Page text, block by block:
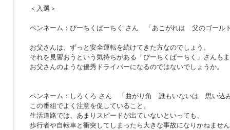
＜入選＞
ペンネーム：ぴーちくぱーちく さん 「あこがれは 父のゴール
お父さんは、ずっと安全運転を続けてきた方なのでしょう。
それを見習おうという気持ちがある「ぴーちくぱーちく」さんも
お父さんのような優秀ドライバーになるのではないでしょうか。
ペンネーム：しろくろ さん
「曲がり角 誰もいないは 思い込
この番組でよく注意を促していること。
生活道路では、あまりスピードが出ていないといっても、
歩行者や自転車と衝突してしまったら大きな事故になりかねませ